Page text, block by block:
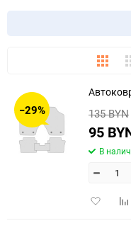
Плитка
−29% 135 BYN
95
В
Добавить